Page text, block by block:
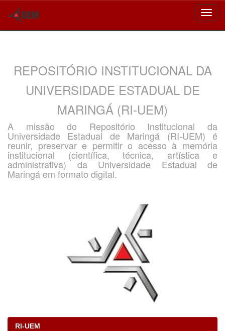
REPOSITÓRIO INSTITUCIONAL DA
UNIVERSIDADE ESTADUAL DE
MARINGÁ (RI-UEM)
A missão do Repositório Institucional da
Universidade Estadual de Maringá (RI-UEM) é
reunir, preservar e permitir o acesso à memória
institucional (científica, técnica, artística e
administrativa) da Universidade Estadual de
Maringá em formato digital.
RI-UEM